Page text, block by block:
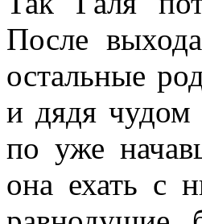
После
остальные
и дядя чудом
по уже
она ехать с